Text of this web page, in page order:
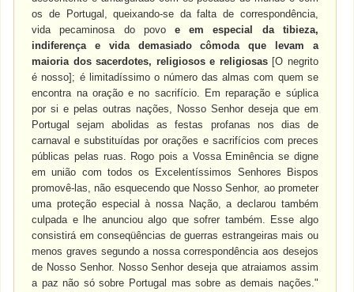
os de Portugal, queixando-se da falta de correspondência,
vida pecaminosa do povo e em especial da tibieza,
indiferença e vida demasiado cômoda que levam a
maioria dos sacerdotes, religiosos e religiosas[O negrito
é nosso]; é limitadíssimo o número das almas com quem se
encontra na oração e no sacrifício. Em reparação e súplica
por si e pelas outras nações, Nosso Senhor deseja que em
Portugal sejam abolidas as festas profanas nos dias de
carnaval e substituídas por orações e sacrifícios com preces
públicas pelas ruas. Rogo pois a Vossa Eminência se digne
em união com todos os Excelentíssimos Senhores Bispos
promovê-las, não esquecendo que Nosso Senhor, ao prometer
uma proteção especial à nossa Nação, a declarou também
culpada e lhe anunciou algo que sofrer também. Esse algo
consistirá em conseqüências de guerras estrangeiras mais ou
menos graves segundo a nossa correspondência aos desejos
de Nosso Senhor. Nosso Senhor deseja que atraiamos assim
a paz não só sobre Portugal mas sobre as demais nações."